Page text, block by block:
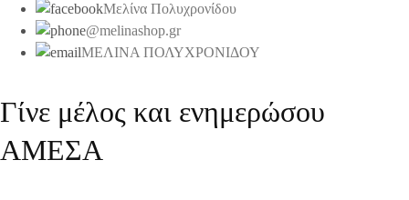
Μελίνα Πολυχρονίδου
@melinashop.gr
ΜΕΛΙΝΑ ΠΟΛΥΧΡΟΝΙΔΟΥ
Γίνε μέλος και ενημερώσου
ΑΜΕΣΑ